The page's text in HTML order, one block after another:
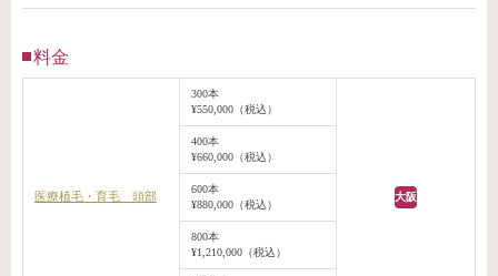
料金
医療植毛・育毛 頭部
300本
¥550,000（税込）
大阪
400本
¥660,000（税込）
600本
¥880,000（税込）
800本
¥1,210,000（税込）